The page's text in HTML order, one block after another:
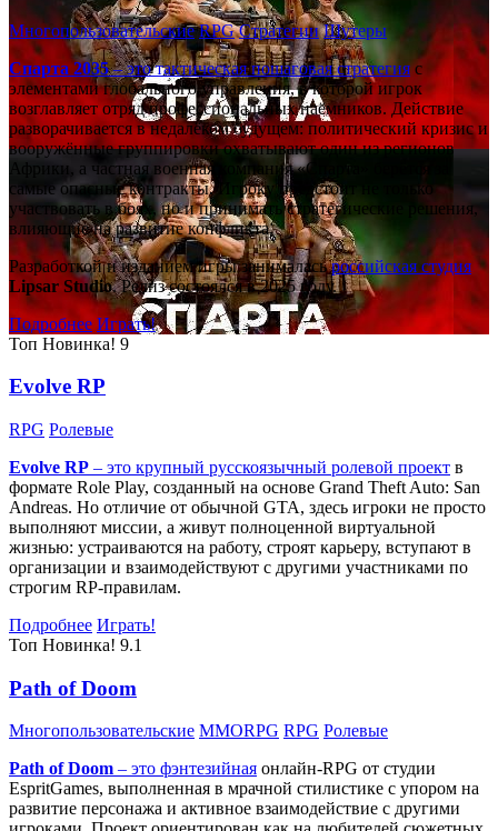
Многопользовательские RPG Стратегии Шутеры
Спарта 2035– это тактическаяпошаговая стратегияс
элементами глобального управления, в которой игрок
возглавляет отряд профессиональных наёмников. Действие
разворачивается в недалёком будущем: политический кризис и
вооружённые группировки охватывают один из регионов
Африки, а частная военная компания «Спарта» берётся за
самые опасные контракты. Игроку предстоит не только
участвовать в боях, но и принимать стратегические решения,
влияющие на развитие конфликта.
Разработкой и изданием игры занималасьроссийская студия
Lipsar Studio. Релиз состоялся в 2025 году.
Подробнее Играть!
Топ Новинка! 9
Evolve RP
RPG Ролевые
Evolve RP – это крупный русскоязычный ролевой проект в
формате Role Play, созданный на основе Grand Theft Auto: San
Andreas. Но отличие от обычной GTA, здесь игроки не просто
выполняют миссии, а живут полноценной виртуальной
жизнью: устраиваются на работу, строят карьеру, вступают в
организации и взаимодействуют с другими участниками по
строгим RP-правилам.
Подробнее Играть!
Топ Новинка! 9.1
Path of Doom
Многопользовательские MMORPG RPG Ролевые
Path of Doom – это фэнтезийная онлайн-RPG от студии
EspritGames, выполненная в мрачной стилистике с упором на
развитие персонажа и активное взаимодействие с другими